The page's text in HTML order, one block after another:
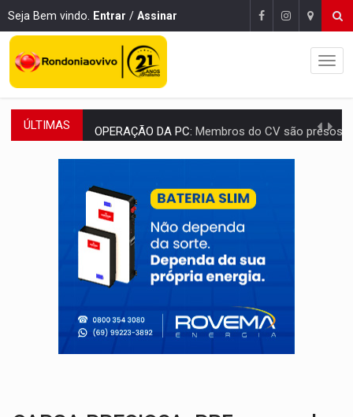
Seja Bem vindo. Entrar / Assinar
ÚLTIMAS OPERAÇÃO DA PC: Membros do CV são presos com armas e drogas
ENTRADA GRATUITA:Espetáculo As Marias Somos Nós será
VÍDEO: Três são presos após furto de motocicleta em frente
CELEBRAÇÃO: Cerejeiras completa 43 anos de emancipação com
SAÚDE: Anvisa desmente boato sobre presença de plástico ou
VÍDEO:Pitbulls fogem de residência e atacam casal de idosos
AÇÃO CONJUNTA:Forças policiais apreendem cerca de 1kg de